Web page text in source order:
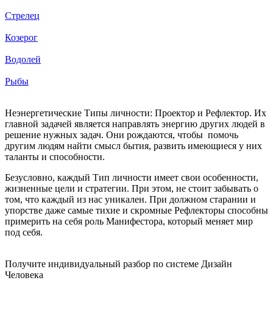
Стрелец
Козерог
Водолей
Рыбы
Неэнергетические Типы личности: Проектор и Рефлектор. Их
главной задачей является направлять энергию других людей в
решение нужных задач. Они рождаются, чтобы помочь
другим людям найти смысл бытия, развить имеющиеся у них
таланты и способности.
Безусловно, каждый Тип личности имеет свои особенности,
жизненные цели и стратегии. При этом, не стоит забывать о
том, что каждый из нас уникален. При должном старании и
упорстве даже самые тихие и скромные Рефлекторы способны
примерить на себя роль Манифестора, который меняет мир
под себя.
Получите индивидуальный разбор по системе Дизайн
Человека